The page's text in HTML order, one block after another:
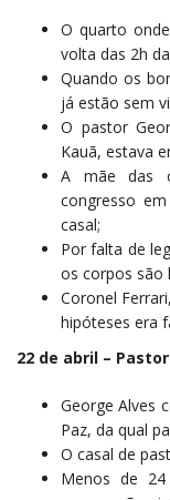
O quarto
volta das 2h
Quando os
já estão sem
O pastor
Kauã, estava
A mãe das
congresso
casal;
Por falta de
os corpos são
Coronel
hipóteses era
22 de abril –
George Alves
Paz, da qual
O casal de
Menos de